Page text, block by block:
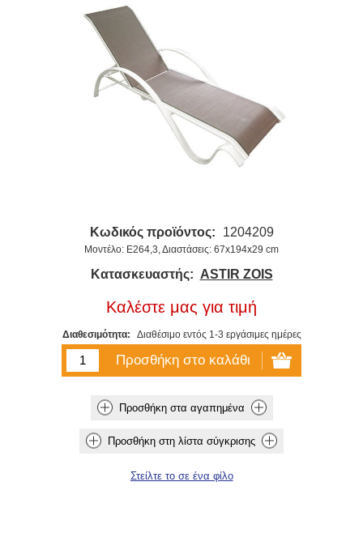
Κωδικός προϊόντος: 1204209
Μοντέλο: Ε264,3, Διαστάσεις: 67x194x29 cm
Κατασκευαστής: ASTIR ZOIS
Καλέστε μας για τιμή
Διαθεσιμότητα: Διαθέσιμο εντός 1-3 εργάσιμες ημέρες